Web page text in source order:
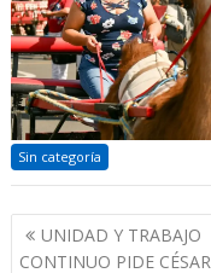
Sin categoría
Navegación
de
UNIDAD Y TRABAJO
CONTINUO PIDE CÉSAR